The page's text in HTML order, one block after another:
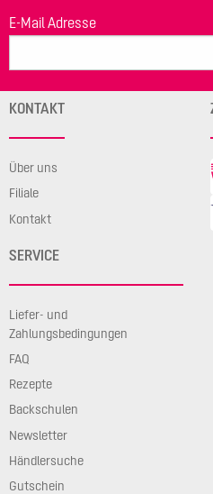
E-Mail Adresse
KONTAKT
Über uns
Filiale
Kontakt
SERVICE
Liefer- und
Zahlungsbedingungen
FAQ
Rezepte
Backschulen
Newsletter
Händlersuche
Gutschein